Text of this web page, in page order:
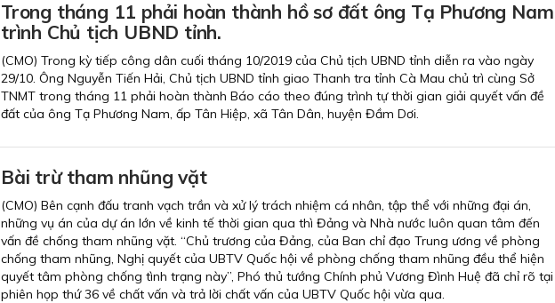
Trong tháng 11 phải hoàn thành hồ sơ đất ông Tạ Phương Nam
trình Chủ tịch UBND tỉnh.
(CMO) Trong kỳ tiếp công dân cuối tháng 10/2019 của Chủ tịch UBND tỉnh diễn ra vào ngày
29/10. Ông Nguyễn Tiến Hải, Chủ tịch UBND tỉnh giao Thanh tra tỉnh Cà Mau chủ trì cùng Sở
TNMT trong tháng 11 phải hoàn thành Báo cáo theo đúng trình tự thời gian giải quyết vấn đề
đất của ông Tạ Phương Nam, ấp Tân Hiệp, xã Tân Dân, huyện Đầm Dơi.
Bài trừ tham nhũng vặt
(CMO) Bên cạnh đấu tranh vạch trần và xử lý trách nhiệm cá nhân, tập thể với những đại án,
những vụ án của dự án lớn về kinh tế thời gian qua thì Đảng và Nhà nước luôn quan tâm đến
vấn đề chống tham nhũng vặt. “Chủ trương của Đảng, của Ban chỉ đạo Trung ương về phòng
chống tham nhũng, Nghị quyết của UBTV Quốc hội về phòng chống tham nhũng đều thể hiện
quyết tâm phòng chống tình trạng này”, Phó thủ tướng Chính phủ Vương Đình Huệ đã chỉ rõ tại
phiên họp thứ 36 về chất vấn và trả lời chất vấn của UBTV Quốc hội vừa qua.